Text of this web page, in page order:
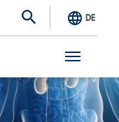
DE